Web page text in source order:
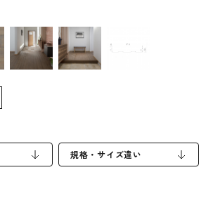
規格・サイズ違い